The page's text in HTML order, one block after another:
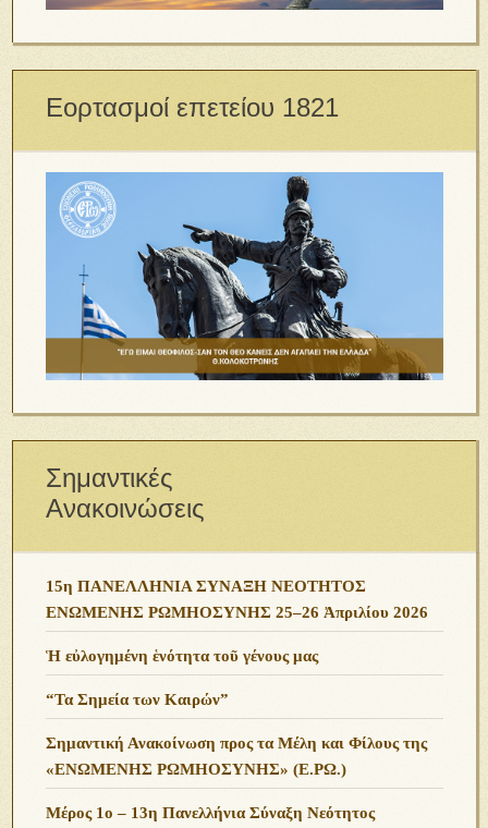
Εορτασμοί επετείου 1821
Σημαντικές
Ανακοινώσεις
15η ΠΑΝΕΛΛΗΝΙΑ ΣΥΝΑΞΗ ΝΕΟΤΗΤΟΣ
ΕΝΩΜΕΝΗΣ ΡΩΜΗΟΣΥΝΗΣ 25–26 Ἀπριλίου 2026
Ἡ εὐλογημένη ἑνότητα τοῦ γένους μας
“Τα Σημεία των Καιρών”
Σημαντική Ανακοίνωση προς τα Μέλη και Φίλους της
«ΕΝΩΜΕΝΗΣ ΡΩΜΗΟΣΥΝΗΣ» (Ε.ΡΩ.)
Μέρος 1ο – 13η Πανελλήνια Σύναξη Νεότητος